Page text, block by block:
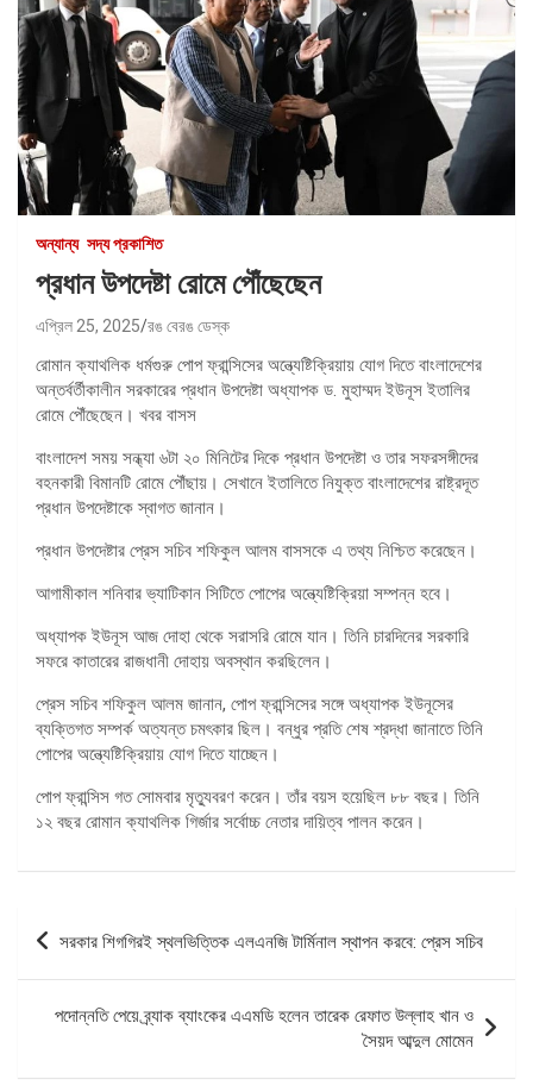
অন্যান্য সদ্য প্রকাশিত
প্রধান উপদেষ্টা রোমে পৌঁছেছেন
এপ্রিল 25, 2025 রঙ বেরঙ ডেস্ক
রোমান ক্যাথলিক ধর্মগুরু পোপ ফ্রান্সিসের অন্ত্যেষ্টিক্রিয়ায় যোগ দিতে বাংলাদেশের
অন্তর্বর্তীকালীন সরকারের প্রধান উপদেষ্টা অধ্যাপক ড. মুহাম্মদ ইউনূস ইতালির
রোমে পৌঁছেছেন। খবর বাসস
বাংলাদেশ সময় সন্ধ্যা ৬টা ২০ মিনিটের দিকে প্রধান উপদেষ্টা ও তার সফরসঙ্গীদের
বহনকারী বিমানটি রোমে পৌঁছায়। সেখানে ইতালিতে নিযুক্ত বাংলাদেশের রাষ্ট্রদূত
প্রধান উপদেষ্টাকে স্বাগত জানান।
প্রধান উপদেষ্টার প্রেস সচিব শফিকুল আলম বাসসকে এ তথ্য নিশ্চিত করেছেন।
আগামীকাল শনিবার ভ্যাটিকান সিটিতে পোপের অন্ত্যেষ্টিক্রিয়া সম্পন্ন হবে।
অধ্যাপক ইউনূস আজ দোহা থেকে সরাসরি রোমে যান। তিনি চারদিনের সরকারি
সফরে কাতারের রাজধানী দোহায় অবস্থান করছিলেন।
প্রেস সচিব শফিকুল আলম জানান, পোপ ফ্রান্সিসের সঙ্গে অধ্যাপক ইউনূসের
ব্যক্তিগত সম্পর্ক অত্যন্ত চমৎকার ছিল। বন্ধুর প্রতি শেষ শ্রদ্ধা জানাতে তিনি
পোপের অন্ত্যেষ্টিক্রিয়ায় যোগ দিতে যাচ্ছেন।
পোপ ফ্রান্সিস গত সোমবার মৃত্যুবরণ করেন। তাঁর বয়স হয়েছিল ৮৮ বছর। তিনি
১২ বছর রোমান ক্যাথলিক গির্জার সর্বোচ্চ নেতার দায়িত্ব পালন করেন।
পোস্ট
সরকার শিগগিরই স্থলভিত্তিক এলএনজি টার্মিনাল স্থাপন করবে: প্রেস সচিব
পদোন্নতি পেয়ে ব্র্যাক ব্যাংকের এএমডি হলেন তারেক রেফাত উল্লাহ খান ও
সৈয়দ আব্দুল মোমেন